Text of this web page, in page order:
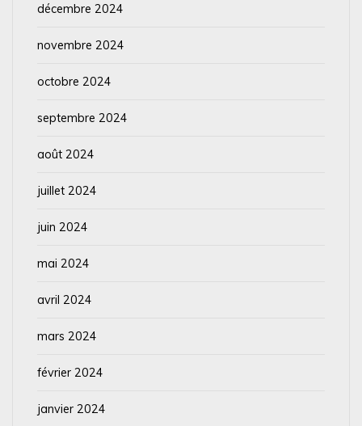
décembre 2024
novembre 2024
octobre 2024
septembre 2024
août 2024
juillet 2024
juin 2024
mai 2024
avril 2024
mars 2024
février 2024
janvier 2024